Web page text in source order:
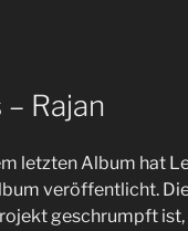
Rajan
letzten Album hat
veröffentlicht.
geschrumpft